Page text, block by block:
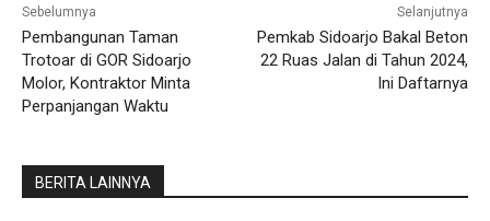
Sebelumnya
Pembangunan Taman
Trotoar di GOR Sidoarjo
Molor, Kontraktor Minta
Perpanjangan Waktu
Selanjutnya
Pemkab Sidoarjo Bakal Beton
22 Ruas Jalan di Tahun 2024,
Ini Daftarnya
BERITA LAINNYA